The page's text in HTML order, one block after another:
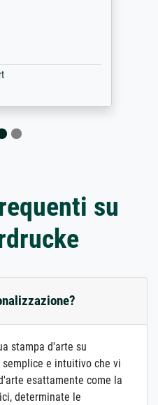
su
stampa d'arte su
semplice e intuitivo che vi
esattamente come la
determinate le